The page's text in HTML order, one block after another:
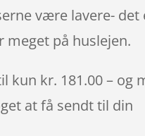
være lavere- det
meget på huslejen.
kun kr. 181.00 – og
at få sendt til din